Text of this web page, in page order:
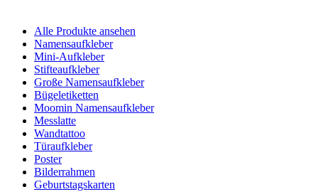
Alle Produkte ansehen
Namensaufkleber
Mini-Aufkleber
Stifteaufkleber
Große Namensaufkleber
Bügeletiketten
Moomin Namensaufkleber
Messlatte
Wandtattoo
Türaufkleber
Poster
Bilderrahmen
Geburtstagskarten